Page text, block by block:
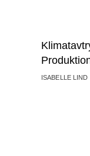
ISABELLE LIND